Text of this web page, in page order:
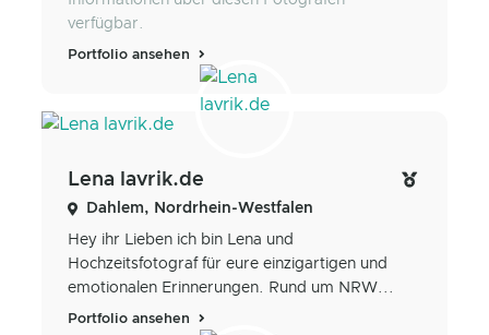
verfügbar.
Portfolio ansehen
Lena lavrik.de
Dahlem, Nordrhein-Westfalen
Hey ihr Lieben ich bin Lena und
Hochzeitsfotograf für eure einzigartigen und
emotionalen Erinnerungen. Rund um NRW...
Portfolio ansehen